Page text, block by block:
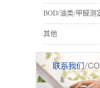
BOD/油类/甲醛测
其他